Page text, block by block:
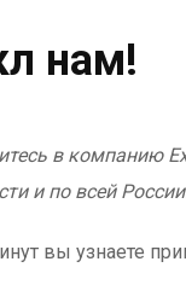
нам!
в компанию
и по всей
вы узнаете